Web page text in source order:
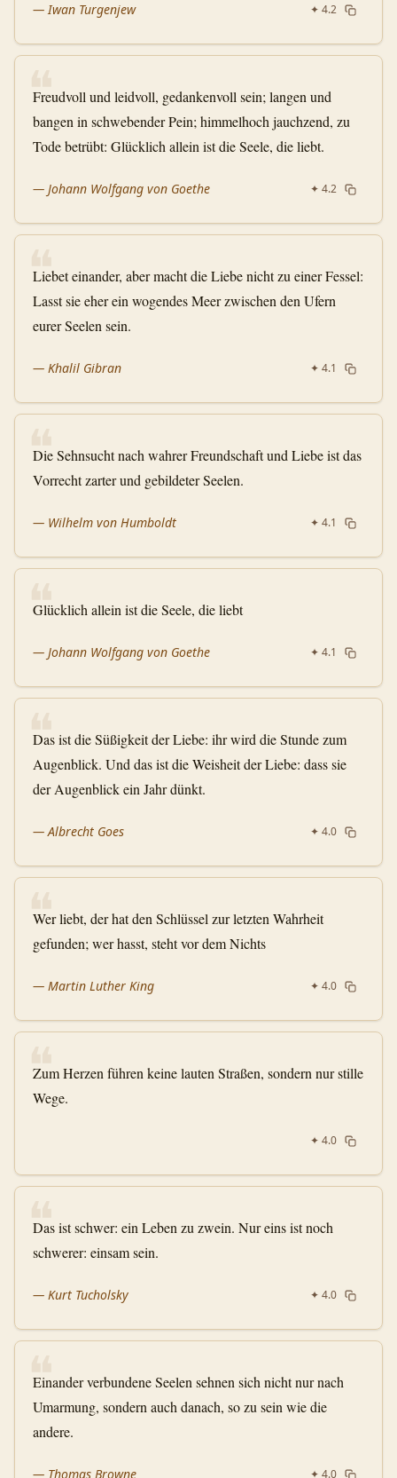
—Iwan Turgenjew ✦ 4.2
❝
Freudvoll und leidvoll, gedankenvoll sein; langen und
bangen in schwebender Pein; himmelhoch jauchzend, zu
Tode betrübt: Glücklich allein ist die Seele, die liebt.
— Johann Wolfgang von Goethe ✦ 4.2
❝
Liebet einander, aber macht die Liebe nicht zu einer Fessel:
Lasst sie eher ein wogendes Meer zwischen den Ufern
eurer Seelen sein.
— Khalil Gibran ✦ 4.1
❝
Die Sehnsucht nach wahrer Freundschaft und Liebe ist das
Vorrecht zarter und gebildeter Seelen.
— Wilhelm von Humboldt ✦ 4.1
❝
Glücklich allein ist die Seele, die liebt
— Johann Wolfgang von Goethe ✦ 4.1
❝
Das ist die Süßigkeit der Liebe: ihr wird die Stunde zum
Augenblick. Und das ist die Weisheit der Liebe: dass sie
der Augenblick ein Jahr dünkt.
—Albrecht Goes ✦ 4.0
❝
Wer liebt, der hat den Schlüssel zur letzten Wahrheit
gefunden; wer hasst, steht vor dem Nichts
— Martin Luther King ✦ 4.0
❝
Zum Herzen führen keine lauten Straßen, sondern nur stille
Wege.
✦ 4.0
❝
Das ist schwer: ein Leben zu zwein. Nur eins ist noch
schwerer: einsam sein.
— Kurt Tucholsky ✦ 4.0
❝
Einander verbundene Seelen sehnen sich nicht nur nach
Umarmung, sondern auch danach, so zu sein wie die
andere.
— Thomas Browne ✦ 4.0